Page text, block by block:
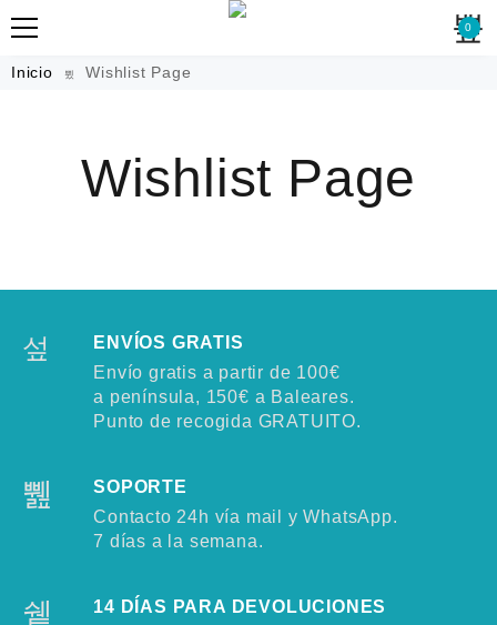
0
Inicio Wishlist Page
Wishlist Page
ENVÍOS GRATIS
Envío gratis a partir de 100€
a península, 150€ a Baleares.
Punto de recogida GRATUITO.
SOPORTE
Contacto 24h vía mail y WhatsApp.
7 días a la semana.
14 DÍAS PARA DEVOLUCIONES